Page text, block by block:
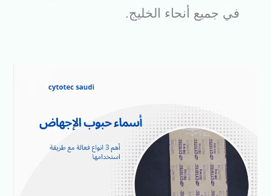
في جميع أنحاء الخليج.
انواع
فعالة
مع